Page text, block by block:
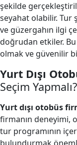
şekilde
seyahat olabilir.
ve güzergahın ilgi
doğrudan etkiler.
olmak ve güvenilir
Yurt Dışı
Seçim Yapmalı?
Yurt dışı otobüs
firmanın deneyimi,
tur programının